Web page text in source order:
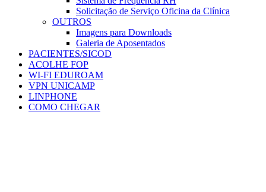
Solicitação de Serviço Oficina da Clínica
OUTROS
Imagens para Downloads
Galeria de Aposentados
PACIENTES/SICOD
ACOLHE FOP
WI-FI EDUROAM
VPN UNICAMP
LINPHONE
COMO CHEGAR